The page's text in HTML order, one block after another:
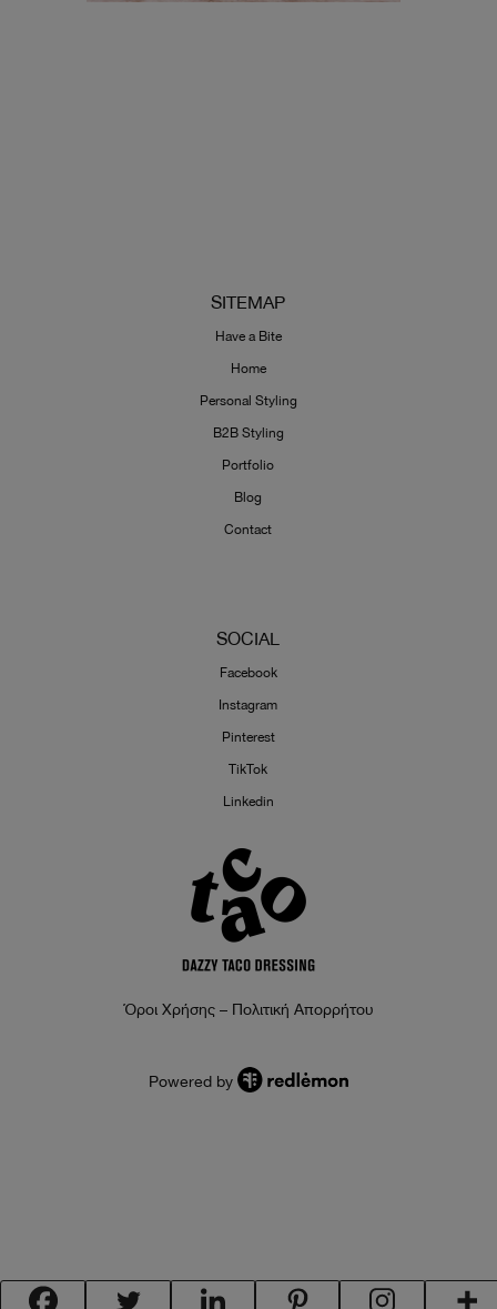
SITEMAP
Have a Bite
Home
Personal Styling
B2B Styling
Portfolio
Blog
Contact
SOCIAL
Facebook
Instagram
Pinterest
TikTok
Linkedin
Όροι Χρήσης – Πολιτική Απορρήτου
Powered by